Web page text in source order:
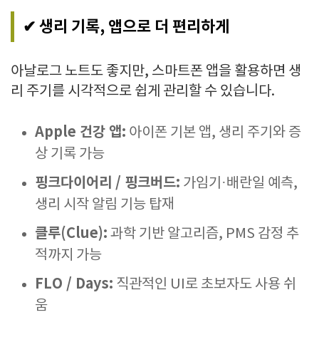
✔ 생리 기록, 앱으로 더 편리하게
아날로그 노트도 좋지만, 스마트폰 앱을 활용하면 생
리 주기를 시각적으로 쉽게 관리할 수 있습니다.
Apple 건강 앱: 아이폰 기본 앱, 생리 주기와 증
상 기록 가능
핑크다이어리 / 핑크버드: 가임기·배란일 예측,
생리 시작 알림 기능 탑재
클루(Clue): 과학 기반 알고리즘, PMS 감정 추
적까지 가능
FLO / Days: 직관적인 UI로 초보자도 사용 쉬
움